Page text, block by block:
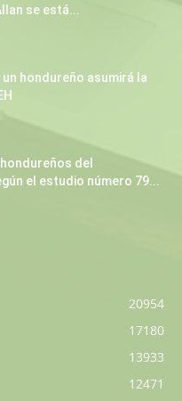
se está...
hondureño asumirá la
del
el estudio número 79...
20954
17180
13933
12471